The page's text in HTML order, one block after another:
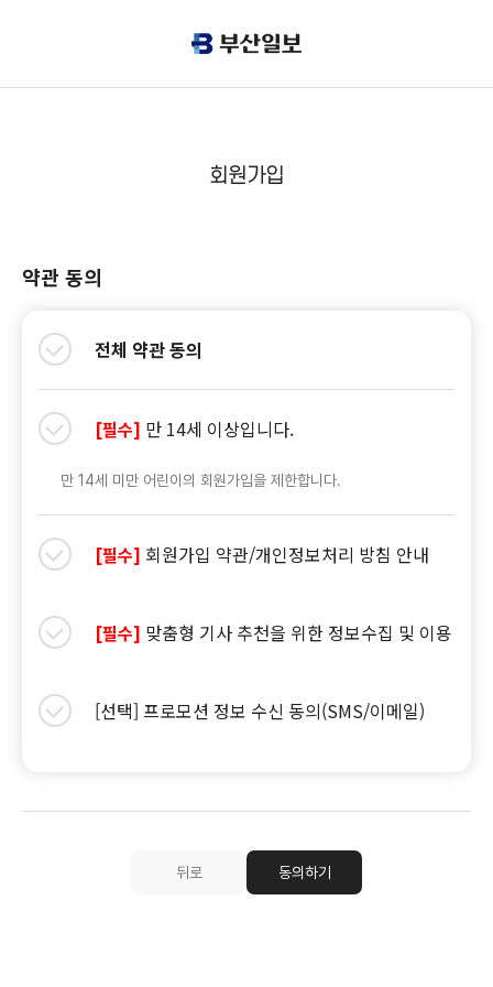
회원가입
약관 동의
전체 약관 동의
[필수] 만 14세 이상입니다.
만 14세 미만 어린이의 회원가입을 제한합니다.
[필수] 회원가입 약관/개인정보처리 방침 안내
[필수] 맞춤형 기사 추천을 위한 정보수집 및 이용
[선택] 프로모션 정보 수신 동의(SMS/이메일)
뒤로